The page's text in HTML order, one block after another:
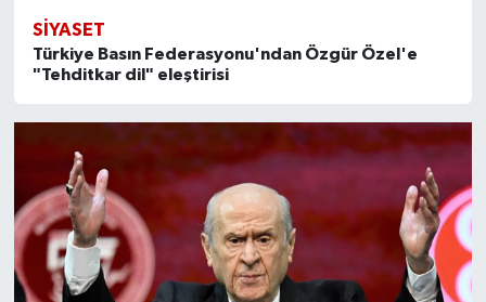
SİYASET
Türkiye Basın Federasyonu'ndan Özgür Özel'e
"Tehditkar dil" eleştirisi